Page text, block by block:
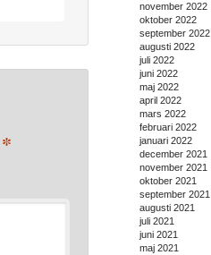
*
november 2022
oktober 2022
september 2022
augusti 2022
juli 2022
juni 2022
maj 2022
april 2022
mars 2022
februari 2022
januari 2022
december 2021
november 2021
oktober 2021
september 2021
augusti 2021
juli 2021
juni 2021
maj 2021